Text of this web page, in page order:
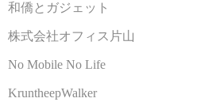
和僑とガジェット
株式会社オフィス片山
No Mobile No Life
KruntheepWalker